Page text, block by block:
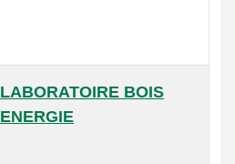
LABORATOIRE BOIS
ENERGIE